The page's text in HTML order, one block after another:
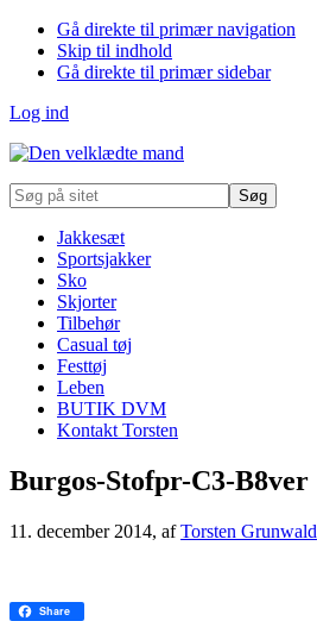
Gå direkte til primær navigation
Skip til indhold
Gå direkte til primær sidebar
Log ind
Søg
på
Jakkesæt
Sportsjakker
Sko
Skjorter
Tilbehør
Casual tøj
Festtøj
Leben
BUTIK DVM
Kontakt Torsten
Burgos-Stofpr-C3-B8ver
11. december 2014, afTorsten Grunwald
Share